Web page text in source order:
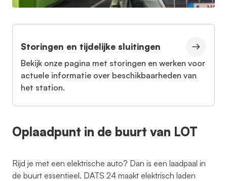
Storingen en tijdelijke sluitingen
Bekijk onze pagina met storingen en werken voor
actuele informatie over beschikbaarheden van
het station.
Oplaadpunt in de buurt van LOT
Rijd je met een elektrische auto? Dan is een laadpaal in
de buurt essentieel. DATS 24 maakt elektrisch laden